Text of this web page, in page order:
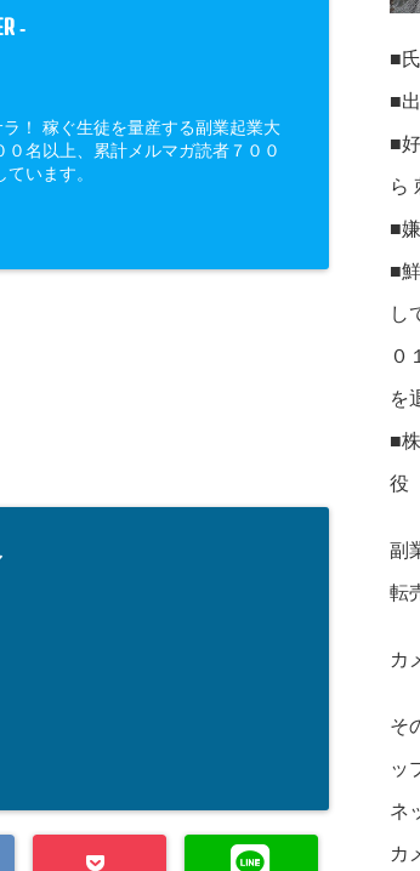
-
！ 稼ぐ生徒を量産する副業起業大
名以上、累計メルマガ読者７００
います。
■
■
■
ら
■
■
し
０
を
■
役
副
転
カ
そ
ッ
ネ
カ